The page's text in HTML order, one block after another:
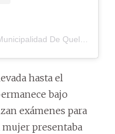
Una publicación compartida de Municipalidad De Quellón (@muniquellon)
hasta el
bajo
exámenes para
mujer presentaba